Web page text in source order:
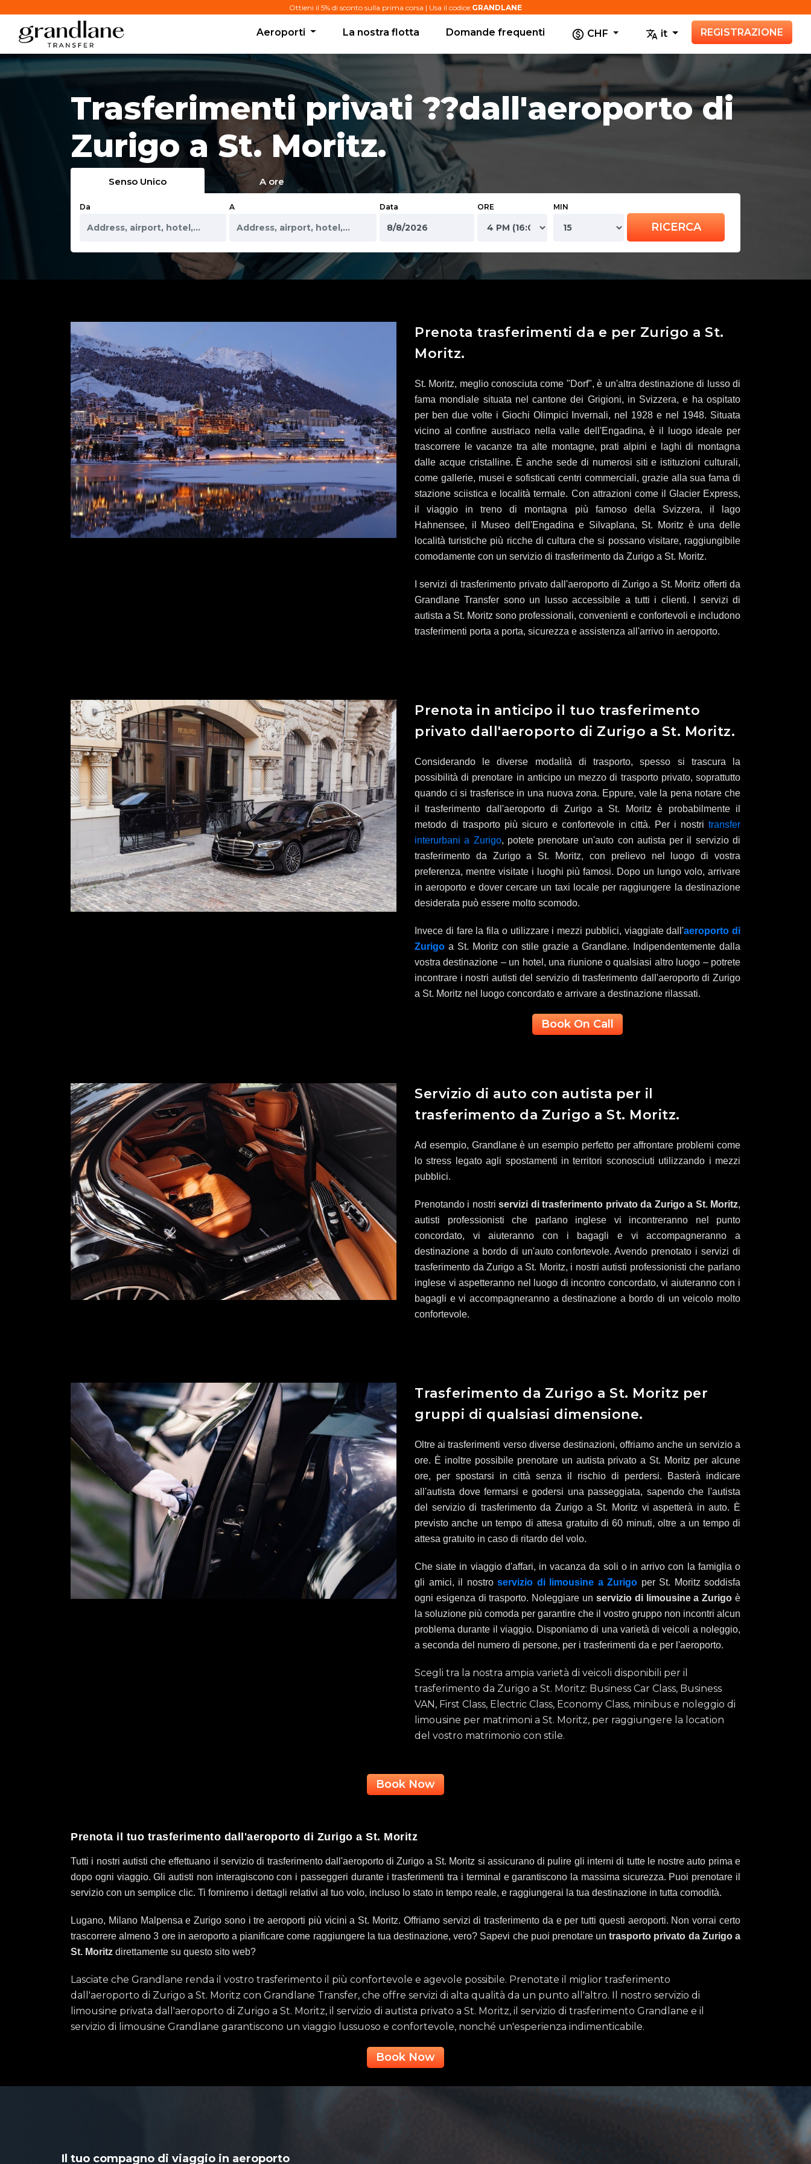
Ottieni il 5% di sconto sulla prima corsa | Usa il codice:GRANDLANE
Aeroporti La nostra flotta Domande frequenti CHF it REGISTRAZIONE
Trasferimenti privati ??dall'aeroporto di
Zurigo a St. Moritz.
Senso Unico A ore
Da A Data ORE MIN
RICERCA
Prenota trasferimenti da e per Zurigo a St.
Moritz.
St. Moritz, meglio conosciuta come "Dorf", è un'altra destinazione di lusso di
fama mondiale situata nel cantone dei Grigioni, in Svizzera, e ha ospitato
per ben due volte i Giochi Olimpici Invernali, nel 1928 e nel 1948. Situata
vicino al confine austriaco nella valle dell'Engadina, è il luogo ideale per
trascorrere le vacanze tra alte montagne, prati alpini e laghi di montagna
dalle acque cristalline. È anche sede di numerosi siti e istituzioni culturali,
come gallerie, musei e sofisticati centri commerciali, grazie alla sua fama di
stazione sciistica e località termale. Con attrazioni come il Glacier Express,
il viaggio in treno di montagna più famoso della Svizzera, il lago
Hahnensee, il Museo dell'Engadina e Silvaplana, St. Moritz è una delle
località turistiche più ricche di cultura che si possano visitare, raggiungibile
comodamente con un servizio di trasferimento da Zurigo a St. Moritz.
I servizi di trasferimento privato dall'aeroporto di Zurigo a St. Moritz offerti da
Grandlane Transfer sono un lusso accessibile a tutti i clienti. I servizi di
autista a St. Moritz sono professionali, convenienti e confortevoli e includono
trasferimenti porta a porta, sicurezza e assistenza all'arrivo in aeroporto.
Prenota in anticipo il tuo trasferimento
privato dall'aeroporto di Zurigo a St. Moritz.
Considerando le diverse modalità di trasporto, spesso si trascura la
possibilità di prenotare in anticipo un mezzo di trasporto privato, soprattutto
quando ci si trasferisce in una nuova zona. Eppure, vale la pena notare che
il trasferimento dall'aeroporto di Zurigo a St. Moritz è probabilmente il
metodo di trasporto più sicuro e confortevole in città. Per i nostri transfer
interurbani a Zurigo, potete prenotare un'auto con autista per il servizio di
trasferimento da Zurigo a St. Moritz, con prelievo nel luogo di vostra
preferenza, mentre visitate i luoghi più famosi. Dopo un lungo volo, arrivare
in aeroporto e dover cercare un taxi locale per raggiungere la destinazione
desiderata può essere molto scomodo.
Invece di fare la fila o utilizzare i mezzi pubblici, viaggiate dall'aeroporto di
Zurigo a St. Moritz con stile grazie a Grandlane. Indipendentemente dalla
vostra destinazione – un hotel, una riunione o qualsiasi altro luogo – potrete
incontrare i nostri autisti del servizio di trasferimento dall'aeroporto di Zurigo
a St. Moritz nel luogo concordato e arrivare a destinazione rilassati.
Book On Call
Servizio di auto con autista per il
trasferimento da Zurigo a St. Moritz.
Ad esempio, Grandlane è un esempio perfetto per affrontare problemi come
lo stress legato agli spostamenti in territori sconosciuti utilizzando i mezzi
pubblici.
Prenotando i nostriservizi di trasferimento privato da Zurigo a St. Moritz,
autisti professionisti che parlano inglese vi incontreranno nel punto
concordato, vi aiuteranno con i bagagli e vi accompagneranno a
destinazione a bordo di un'auto confortevole. Avendo prenotato i servizi di
trasferimento da Zurigo a St. Moritz, i nostri autisti professionisti che parlano
inglese vi aspetteranno nel luogo di incontro concordato, vi aiuteranno con i
bagagli e vi accompagneranno a destinazione a bordo di un veicolo molto
confortevole.
Trasferimento da Zurigo a St. Moritz per
gruppi di qualsiasi dimensione.
Oltre ai trasferimenti verso diverse destinazioni, offriamo anche un servizio a
ore. È inoltre possibile prenotare un autista privato a St. Moritz per alcune
ore, per spostarsi in città senza il rischio di perdersi. Basterà indicare
all'autista dove fermarsi e godersi una passeggiata, sapendo che l'autista
del servizio di trasferimento da Zurigo a St. Moritz vi aspetterà in auto. È
previsto anche un tempo di attesa gratuito di 60 minuti, oltre a un tempo di
attesa gratuito in caso di ritardo del volo.
Che siate in viaggio d'affari, in vacanza da soli o in arrivo con la famiglia o
gli amici, il nostro servizio di limousine a Zurigo per St. Moritz soddisfa
ogni esigenza di trasporto. Noleggiare un servizio di limousine a Zurigo è
la soluzione più comoda per garantire che il vostro gruppo non incontri alcun
problema durante il viaggio. Disponiamo di una varietà di veicoli a noleggio,
a seconda del numero di persone, per i trasferimenti da e per l'aeroporto.
Scegli tra la nostra ampia varietà di veicoli disponibili per il
trasferimento da Zurigo a St. Moritz: Business Car Class, Business
VAN, First Class, Electric Class, Economy Class, minibus e noleggio di
limousine per matrimoni a St. Moritz, per raggiungere la location
del vostro matrimonio con stile.
Book Now
Prenota il tuo trasferimento dall'aeroporto di Zurigo a St. Moritz
Tutti i nostri autisti che effettuano il servizio di trasferimento dall'aeroporto di Zurigo a St. Moritz si assicurano di pulire gli interni di tutte le nostre auto prima e
dopo ogni viaggio. Gli autisti non interagiscono con i passeggeri durante i trasferimenti tra i terminal e garantiscono la massima sicurezza. Puoi prenotare il
servizio con un semplice clic. Ti forniremo i dettagli relativi al tuo volo, incluso lo stato in tempo reale, e raggiungerai la tua destinazione in tutta comodità.
Lugano, Milano Malpensa e Zurigo sono i tre aeroporti più vicini a St. Moritz. Offriamo servizi di trasferimento da e per tutti questi aeroporti. Non vorrai certo
trascorrere almeno 3 ore in aeroporto a pianificare come raggiungere la tua destinazione, vero? Sapevi che puoi prenotare untrasporto privato da Zurigo a
St. Moritz direttamente su questo sito web?
Lasciate che Grandlane renda il vostro trasferimento il più confortevole e agevole possibile. Prenotate il miglior trasferimento
dall'aeroporto di Zurigo a St. Moritz con Grandlane Transfer, che offre servizi di alta qualità da un punto all'altro. Il nostro servizio di
limousine privata dall'aeroporto di Zurigo a St. Moritz, il servizio di autista privato a St. Moritz, il servizio di trasferimento Grandlane e il
servizio di limousine Grandlane garantiscono un viaggio lussuoso e confortevole, nonché un'esperienza indimenticabile.
Book Now
Il tuo compagno di viaggio in aeroporto